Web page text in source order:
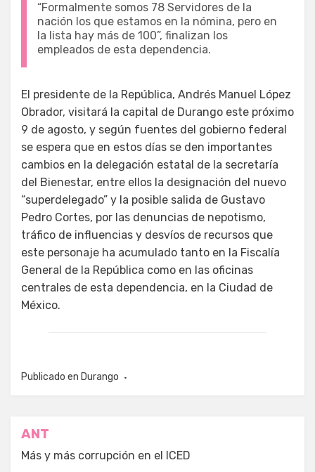
“Formalmente somos 78 Servidores de la
nación los que estamos en la nómina, pero en
la lista hay más de 100”, finalizan los
empleados de esta dependencia.
El presidente de la República, Andrés Manuel López
Obrador, visitará la capital de Durango este próximo
9 de agosto, y según fuentes del gobierno federal
se espera que en estos días se den importantes
cambios en la delegación estatal de la secretaría
del Bienestar, entre ellos la designación del nuevo
“superdelegado” y la posible salida de Gustavo
Pedro Cortes, por las denuncias de nepotismo,
tráfico de influencias y desvíos de recursos que
este personaje ha acumulado tanto en la Fiscalía
General de la República como en las oficinas
centrales de esta dependencia, en la Ciudad de
México.
Publicado en Durango
Navegación
de
ANT
Más y más corrupción en el ICED